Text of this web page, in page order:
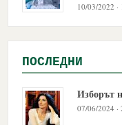
10/03/2022 ·
ПОСЛЕДНИ
Изборът
07/06/2024 ·